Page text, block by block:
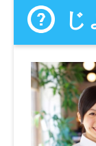
じ